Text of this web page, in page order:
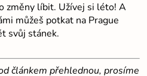
změny líbit. Užívej si léto! A
můžeš potkat na Prague
svůj stánek.
článkem přehlednou, prosíme